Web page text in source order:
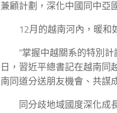
兼顧計劃，深化中國同中亞
12月的越南河內，暖和
“掌握中越關系的特別
日，習近平總書記在越南同
南同道分送朋友機會、共謀
同分歧地域國度深化成